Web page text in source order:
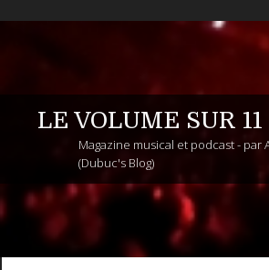
LE VOLUME SUR 11
Magazine musical et podcast -
(Dubuc's Blog)